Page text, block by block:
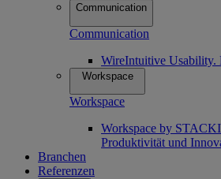
Communication
Communication
WireIntuitive Usability.
Workspace
Workspace
Workspace by
Produktivität und
Branchen
Referenzen